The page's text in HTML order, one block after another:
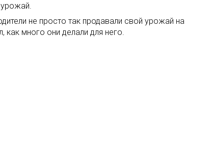
урожай.
не просто так продавали свой урожай на
как много они делали для него.